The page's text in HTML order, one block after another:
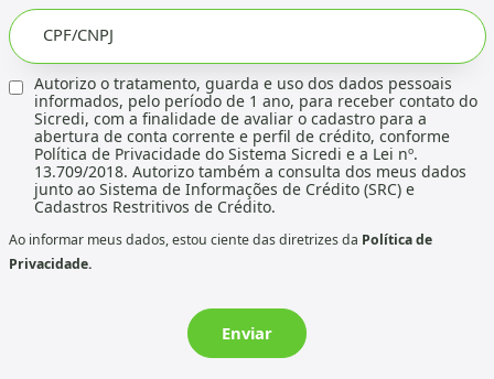
CPF/CNPJ
Autorizo o tratamento, guarda e uso dos dados pessoais
informados, pelo período de 1 ano, para receber contato do
Sicredi, com a finalidade de avaliar o cadastro para a
abertura de conta corrente e perfil de crédito, conforme
Política de Privacidade do Sistema Sicredi e a Lei nº.
13.709/2018. Autorizo também a consulta dos meus dados
junto ao Sistema de Informações de Crédito (SRC) e
Cadastros Restritivos de Crédito.
Ao informar meus dados, estou ciente das diretrizes da Política de
Privacidade.
Enviar